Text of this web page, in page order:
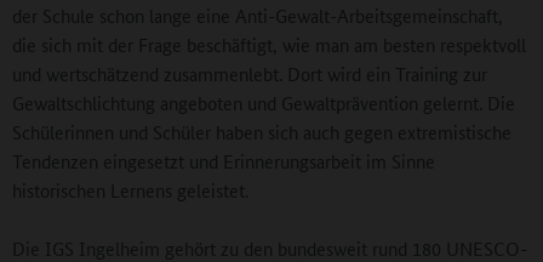
der Schule schon lange eine Anti-Gewalt-Arbeitsgemeinschaft,
die sich mit der Frage beschäftigt, wie man am besten respektvoll
und wertschätzend zusammenlebt. Dort wird ein Training zur
Gewaltschlichtung angeboten und Gewaltprävention gelernt. Die
Schülerinnen und Schüler haben sich auch gegen extremistische
Tendenzen eingesetzt und Erinnerungsarbeit im Sinne
historischen Lernens geleistet.
Die IGS Ingelheim gehört zu den bundesweit rund 180 UNESCO-